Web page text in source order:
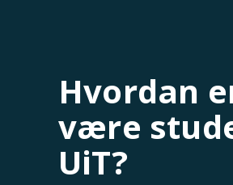
Hvordan
være
UiT?